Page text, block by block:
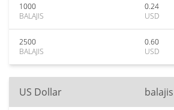
1000
BALAJIS
0.24
USD
2500
BALAJIS
0.60
USD
US Dollar balajis